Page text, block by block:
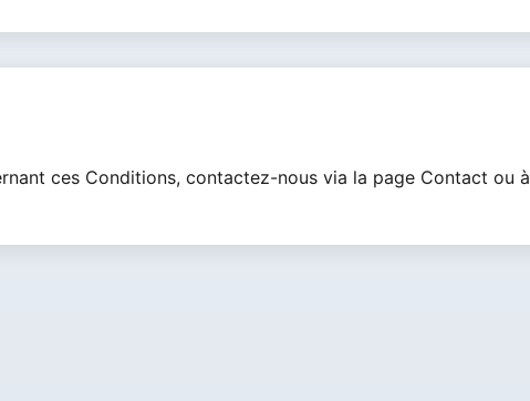
ces Conditions, contactez-nous via la page Contact ou à